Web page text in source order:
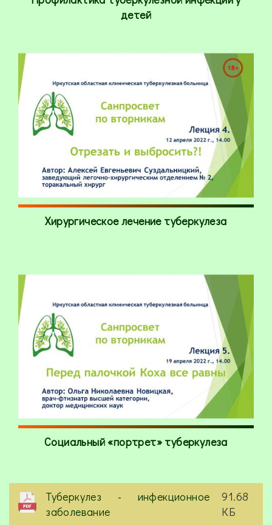
детей
Хирургическое лечение туберкулеза
Социальный «портрет» туберкулеза
Туберкулез - инфекционное
заболевание
91.68
КБ